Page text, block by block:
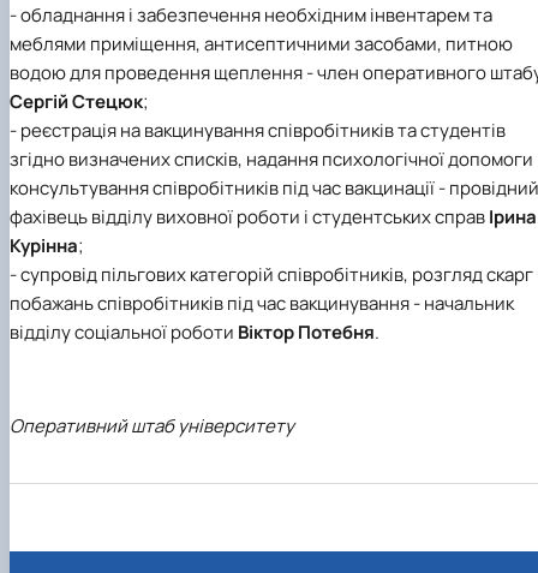
- обладнання і забезпечення необхідним інвентарем та
меблями приміщення, антисептичними засобами, питною
водою для проведення щеплення - член оперативного
Сергій Стецюк;
- реєстрація на вакцинування співробітників та студентів
згідно визначених списків, надання психологічної допомоги
консультування співробітників під час вакцинації - провідний
фахівець відділу виховної роботи і студентських справІрина
Курінна;
- супровід пільгових категорій співробітників, розгляд скарг
побажань співробітників під час вакцинування - начальник
відділу соціальної роботи Віктор Потебня.
Оперативний штаб університету